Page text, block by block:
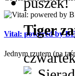
Vital: powered by
Jednym rzutem (na
Tiger